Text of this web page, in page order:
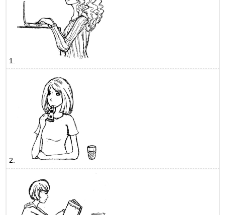
1.
2.